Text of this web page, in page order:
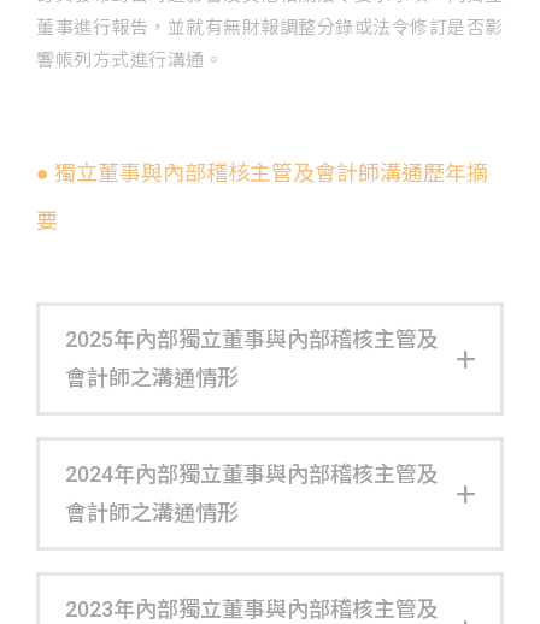
董事進行報告，並就有無財報調整分錄或法令修訂是否影
響帳列方式進行溝通。
● 獨立董事與內部稽核主管及會計師溝通歷年摘
要
2025年內部獨立董事與內部稽核主管及
會計師之溝通情形
2024年內部獨立董事與內部稽核主管及
會計師之溝通情形
2023年內部獨立董事與內部稽核主管及